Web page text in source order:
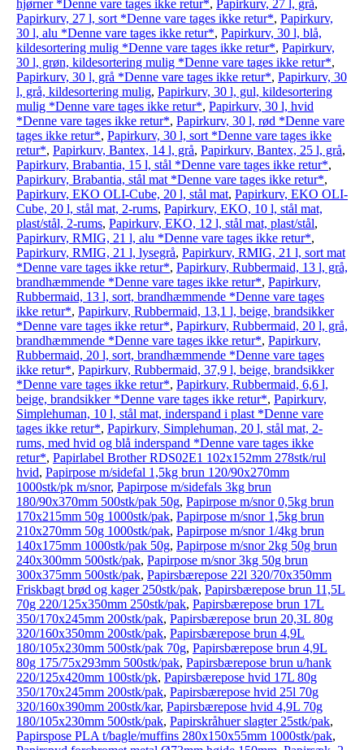
hjørner *Denne vare tages ikke retur*, Papirkurv, 27 l, grå,
Papirkurv, 27 l, sort *Denne vare tages ikke retur*, Papirkurv,
30 l, alu *Denne vare tages ikke retur*, Papirkurv, 30 l, blå,
kildesortering mulig *Denne vare tages ikke retur*, Papirkurv,
30 l, grøn, kildesortering mulig *Denne vare tages ikke retur*,
Papirkurv, 30 l, grå *Denne vare tages ikke retur*, Papirkurv, 30
l, grå, kildesortering mulig, Papirkurv, 30 l, gul, kildesortering
mulig *Denne vare tages ikke retur*, Papirkurv, 30 l, hvid
*Denne vare tages ikke retur*, Papirkurv, 30 l, rød *Denne vare
tages ikke retur*, Papirkurv, 30 l, sort *Denne vare tages ikke
retur*, Papirkurv, Bantex, 14 l, grå, Papirkurv, Bantex, 25 l, grå,
Papirkurv, Brabantia, 15 l, stål *Denne vare tages ikke retur*,
Papirkurv, Brabantia, stål mat *Denne vare tages ikke retur*,
Papirkurv, EKO OLI-Cube, 20 l, stål mat, Papirkurv, EKO OLI-
Cube, 20 l, stål mat, 2-rums, Papirkurv, EKO, 10 l, stål mat,
plast/stål, 2-rums, Papirkurv, EKO, 12 l, stål mat, plast/stål,
Papirkurv, RMIG, 21 l, alu *Denne vare tages ikke retur*,
Papirkurv, RMIG, 21 l, lysegrå, Papirkurv, RMIG, 21 l, sort mat
*Denne vare tages ikke retur*, Papirkurv, Rubbermaid, 13 l, grå,
brandhæmmende *Denne vare tages ikke retur*, Papirkurv,
Rubbermaid, 13 l, sort, brandhæmmende *Denne vare tages
ikke retur*, Papirkurv, Rubbermaid, 13,1 l, beige, brandsikker
*Denne vare tages ikke retur*, Papirkurv, Rubbermaid, 20 l, grå,
brandhæmmende *Denne vare tages ikke retur*, Papirkurv,
Rubbermaid, 20 l, sort, brandhæmmende *Denne vare tages
ikke retur*, Papirkurv, Rubbermaid, 37,9 l, beige, brandsikker
*Denne vare tages ikke retur*, Papirkurv, Rubbermaid, 6,6 l,
beige, brandsikker *Denne vare tages ikke retur*, Papirkurv,
Simplehuman, 10 l, stål mat, inderspand i plast *Denne vare
tages ikke retur*, Papirkurv, Simplehuman, 20 l, stål mat, 2-
rums, med hvid og blå inderspand *Denne vare tages ikke
retur*, Papirlabel Brother RDS02E1 102x152mm 278stk/rul
hvid, Papirpose m/sidefal 1,5kg brun 120/90x270mm
1000stk/pk m/snor, Papirpose m/sidefals 3kg brun
180/90x370mm 500stk/pak 50g, Papirpose m/snor 0,5kg brun
170x215mm 50g 1000stk/pak, Papirpose m/snor 1,5kg brun
210x270mm 50g 1000stk/pak, Papirpose m/snor 1/4kg brun
140x175mm 1000stk/pak 50g, Papirpose m/snor 2kg 50g brun
240x300mm 500stk/pak, Papirpose m/snor 3kg 50g brun
300x375mm 500stk/pak, Papirsbærepose 22l 320/70x350mm
Friskbagt brød og kager 250stk/pak, Papirsbærepose brun 11,5L
70g 220/125x350mm 250stk/pak, Papirsbærepose brun 17L
350/170x245mm 200stk/pak, Papirsbærepose brun 20,3L 80g
320/160x350mm 200stk/pak, Papirsbærepose brun 4,9L
180/105x230mm 500stk/pak 70g, Papirsbærepose brun 4,9L
80g 175/75x293mm 500stk/pak, Papirsbærepose brun u/hank
220/125x420mm 100stk/pk, Papirsbærepose hvid 17L 80g
350/170x245mm 200stk/pak, Papirsbærepose hvid 25l 70g
320/160x390mm 200stk/kar, Papirsbærepose hvid 4,9L 70g
180/105x230mm 500stk/pak, Papirskråhuer slagter 25stk/pak,
Papirspose PLA t/bagle/muffins 280x150x55mm 1000stk/pak,